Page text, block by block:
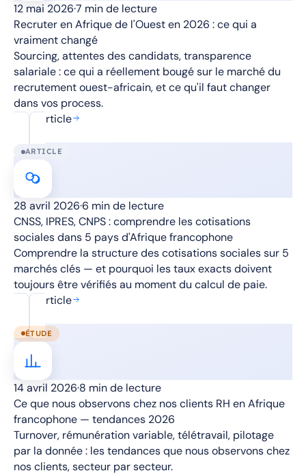
12 mai 2026·7 min de lecture
Recruter en Afrique de l'Ouest en 2026 : ce qui a
vraiment changé
Sourcing, attentes des candidats, transparence
salariale : ce qui a réellement bougé sur le marché du
recrutement ouest-africain, et ce qu'il faut changer
dans vos process.
Lire l'article
ARTICLE
28 avril 2026·6 min de lecture
CNSS, IPRES, CNPS : comprendre les cotisations
sociales dans 5 pays d'Afrique francophone
Comprendre la structure des cotisations sociales sur 5
marchés clés — et pourquoi les taux exacts doivent
toujours être vérifiés au moment du calcul de paie.
Lire l'article
ÉTUDE
14 avril 2026·8 min de lecture
Ce que nous observons chez nos clients RH en Afrique
francophone — tendances 2026
Turnover, rémunération variable, télétravail, pilotage
par la donnée : les tendances que nous observons chez
nos clients, secteur par secteur.